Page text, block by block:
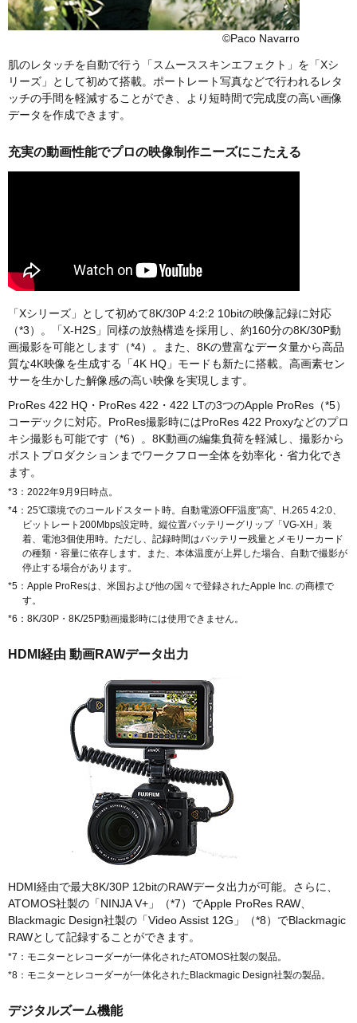
©Paco Navarro
肌のレタッチを自動で行う「スムーススキンエフェクト」を「Xシ
リーズ」として初めて搭載。ポートレート写真などで行われるレタ
ッチの手間を軽減することができ、より短時間で完成度の高い画像
データを作成できます。
充実の動画性能でプロの映像制作ニーズにこたえる
「Xシリーズ」として初めて8K/30P 4:2:2 10bitの映像記録に対応
（*3）。「X-H2S」同様の放熱構造を採用し、約160分の8K/30P動
画撮影を可能とします（*4）。また、8Kの豊富なデータ量から高品
質な4K映像を生成する「4K HQ」モードも新たに搭載。高画素セン
サーを生かした解像感の高い映像を実現します。
ProRes 422 HQ・ProRes 422・422 LTの3つのApple ProRes（*5）
コーデックに対応。ProRes撮影時にはProRes 422 Proxyなどのプロ
キシ撮影も可能です（*6）。8K動画の編集負荷を軽減し、撮影から
ポストプロダクションまでワークフロー全体を効率化・省力化でき
ます。
*3：2022年9月9日時点。
*4：25℃環境でのコールドスタート時。自動電源OFF温度"高"、H.265 4:2:0、
ビットレート200Mbps設定時。縦位置バッテリーグリップ「VG-XH」装
着、電池3個使用時。ただし、記録時間はバッテリー残量とメモリーカード
の種類・容量に依存します。また、本体温度が上昇した場合、自動で撮影が
停止する場合があります。
*5：Apple ProResは、米国および他の国々で登録されたApple Inc. の商標で
す。
*6：8K/30P・8K/25P動画撮影時には使用できません。
HDMI経由 動画RAWデータ出力
HDMI経由で最大8K/30P 12bitのRAWデータ出力が可能。さらに、
ATOMOS社製の「NINJA V+」（*7）でApple ProRes RAW、
Blackmagic Design社製の「Video Assist 12G」（*8）でBlackmagic
RAWとして記録することができます。
*7：モニターとレコーダーが一体化されたATOMOS社製の製品。
*8：モニターとレコーダーが一体化されたBlackmagic Design社製の製品。
デジタルズーム機能